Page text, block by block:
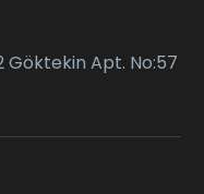
Göktekin Apt. No:57